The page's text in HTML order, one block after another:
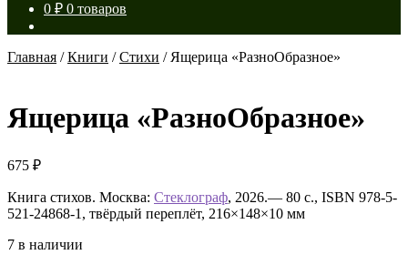
0 ₽ 0 товаров
Главная /Книги /Стихи / Ящерица «РазноОбразное»
Ящерица «РазноОбразное»
675 ₽
Книга стихов. Москва: Стеклограф, 2026.— 80 с., ISBN 978-5-
521-24868-1, твёрдый переплёт, 216×148×10 мм
7 в наличии